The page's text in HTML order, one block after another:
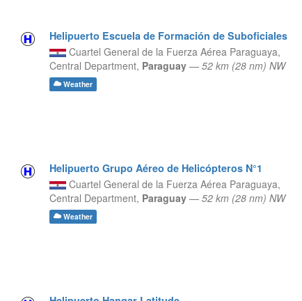
Helipuerto Escuela de Formación de Suboficiales
Cuartel General de la Fuerza Aérea Paraguaya,
Central Department, Paraguay — 52 km (28 nm) NW
Weather
Helipuerto Grupo Aéreo de Helicópteros N°1
Cuartel General de la Fuerza Aérea Paraguaya,
Central Department, Paraguay — 52 km (28 nm) NW
Weather